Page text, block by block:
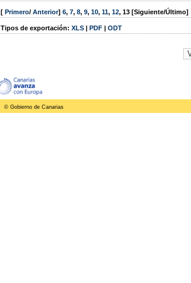
[ Primero/ Anterior] 6, 7, 8, 9, 10, 11, 12, 13 [Siguiente/Último]
Tipos de exportación: XLS | PDF | ODT
© Gobierno de Canarias